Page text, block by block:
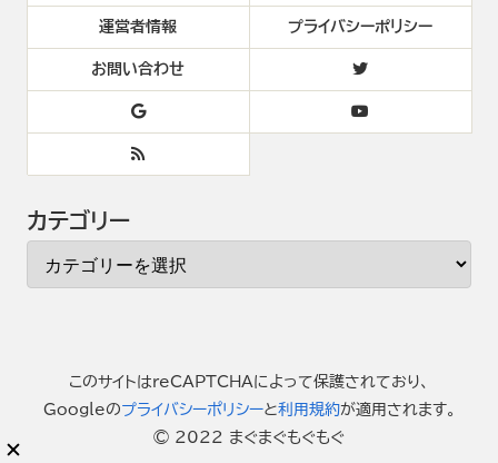
運営者情報 プライバシーポリシー
お問い合わせ
カテゴリー
このサイトはreCAPTCHAによって保護されており、
Googleのプライバシーポリシーと利用規約が適用されます。
© 2022 まぐまぐもぐもぐ